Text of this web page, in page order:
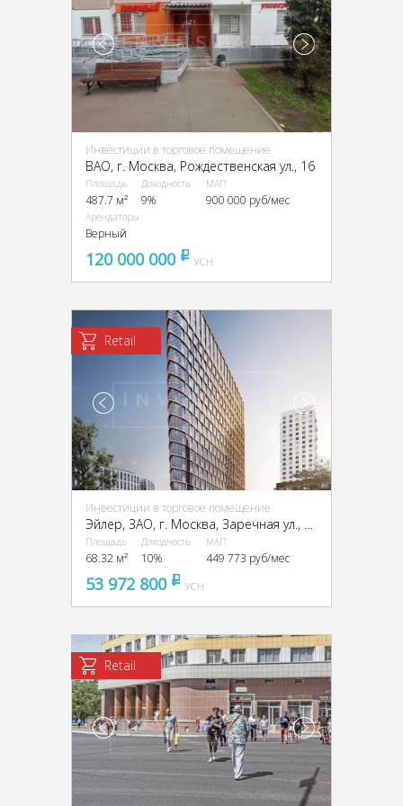
Инвестиции в торговое помещение
ВАО, г. Москва, Рождественская ул., 16
Площадь
487.7 м²
Доходность
9%
МАП
900 000 руб/мес
Арендаторы
Верный
120 000 000 pуб
УСН
Retail
Инвестиции в торговое помещение
Эйлер, ЗАО, г. Москва, Заречная ул., вл6/1
Площадь
68.32 м²
Доходность
10%
МАП
449 773 руб/мес
53 972 800 pуб
УСН
Retail